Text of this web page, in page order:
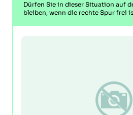
Dürfen Sie in dieser Situation auf
bleiben, wenn die rechte Spur frei